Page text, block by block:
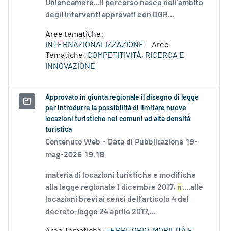
Unioncamere...Il percorso nasce nell’ambito
degli interventi approvati con DGR...
Aree tematiche:
INTERNAZIONALIZZAZIONE
Aree
Tematiche: COMPETITIVITÀ, RICERCA E
INNOVAZIONE
Approvato in giunta regionale il disegno di legge
per introdurre la possibilità di limitare nuove
locazioni turistiche nei comuni ad alta densità
turistica
Contenuto Web - Data di Pubblicazione 19-
mag-2026 19.18
materia di locazioni turistiche e modifiche
alla legge regionale 1 dicembre 2017, n....alle
locazioni brevi ai sensi dell’articolo 4 del
decreto-legge 24 aprile 2017,...